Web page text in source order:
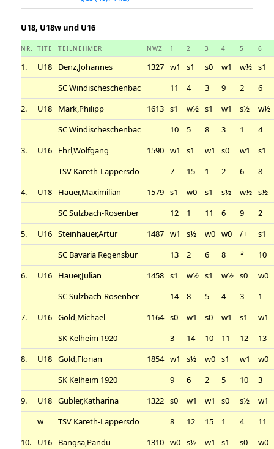
U18, U18w und U16
NR. TITE TEILNEHMER NWZ 1 2 3 4 5 6
1. U18 Denz,Johannes 1327 w1 s1 s0 w1 w½ s1
SC Windischeschenbac
11 4 3 9 2
6
2.
U18 Mark,Philipp 1613 s1 w½ s1 w1 s½
w½
SC Windischeschenbac
10 5 8 3 1
4
3.
U16 Ehrl,Wolfgang 1590 w1 s1 w1 s0 w1
s1
TSV Kareth-Lappersdo
7 15 1 2 6
8
4.
U18 Hauer,Maximilian 1579 s1 w0 s1 s½ w½ s½
SC Sulzbach-Rosenber
12 1 11 6 9
2
5.
U16 Steinhauer,Artur 1487 w1 s½ w0 w0 /+
s1
SC Bavaria Regensbur
13 2 6 8 *
10
6.
U16 Hauer,Julian 1458 s1 w½ s1 w½ s0
w0
SC Sulzbach-Rosenber
14 8 5 4 3
1
7.
U16 Gold,Michael 1164 s0 w1 s0 w1 s1
w1
SK Kelheim 1920
3 14 10 11 12
13
8.
U18 Gold,Florian 1854 w1 s½ w0 s1 w1
w0
SK Kelheim 1920
9 6 2 5 10
3
9.
U18 Gubler,Katharina 1322 s0 w1 w1 s0 s½
w1
w
TSV Kareth-Lappersdo 8 12 15 1 4
11
10.
U16 Bangsa,Pandu 1310 w0 s½ w1 s1 s0
w0